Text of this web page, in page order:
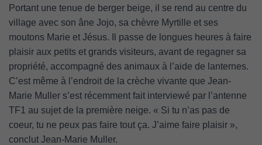
Portant une tenue de berger beige, il se rend au centre du
village avec son âne Jojo, sa chèvre Myrtille et ses
moutons Marie et Jésus. Il passe de longues heures à faire
plaisir aux petits et grands visiteurs, avant de regagner sa
propriété, accompagné des animaux à l’aide de lanternes.
C’est même à l’endroit de la crèche vivante que Jean-
Marie Muller s’est récemment fait interviewé par l’antenne
TF1 au sujet de la première neige. « Si tu n’as pas de
coeur, tu ne peux pas faire tout ça. J’aime faire plaisir »,
conclut Jean-Marie Muller.